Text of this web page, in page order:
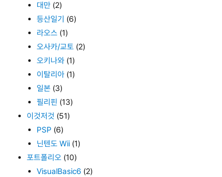
대만 (2)
등산일기 (6)
라오스 (1)
오사카/교토 (2)
오키나와 (1)
이탈리아 (1)
일본 (3)
필리핀 (13)
이것저것 (51)
PSP (6)
닌텐도 Wii (1)
포트폴리오 (10)
VisualBasic6 (2)